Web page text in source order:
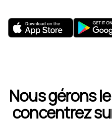
Nous gérons
concentrez